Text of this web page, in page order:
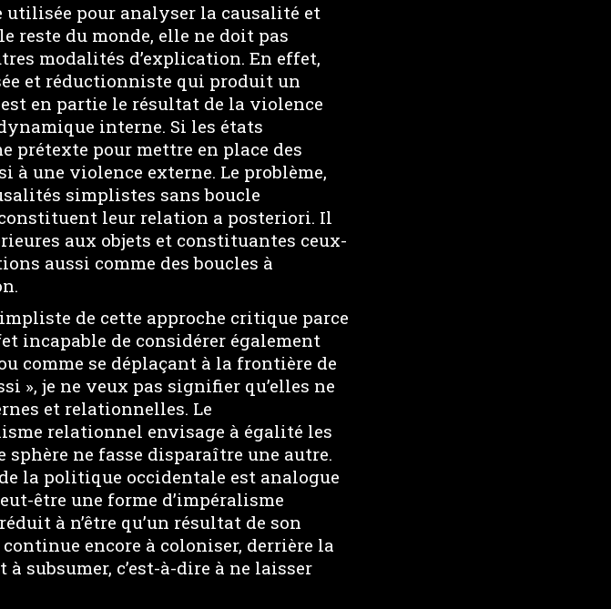
pour analyser la causalité et
reste du monde, elle ne doit pas
modalités d’explication. En effet,
et réductionniste qui produit un
en partie le résultat de la violence
interne. Si les états
prétexte pour mettre en place des
une violence externe. Le problème,
simplistes sans boucle
leur relation a posteriori. Il
aux objets et constituantes ceux-
aussi comme des boucles à
de cette approche critique parce
incapable de considérer également
comme se déplaçant à la frontière de
», je ne veux pas signifier qu’elles ne
et relationnelles. Le
relationnel envisage à égalité les
sphère ne fasse disparaître une autre.
la politique occidentale est analogue
être une forme d’impéralisme
à n’être qu’un résultat de son
encore à coloniser, derrière la
subsumer, c’est-à-dire à ne laisser